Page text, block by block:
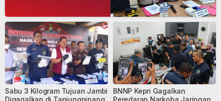
Sabu 3 Kilogram Tujuan Jambi
Digagalkan di Tanjungpinang,
BNNP Kepri Gagalkan
Peredaran Narkoba Jaringan